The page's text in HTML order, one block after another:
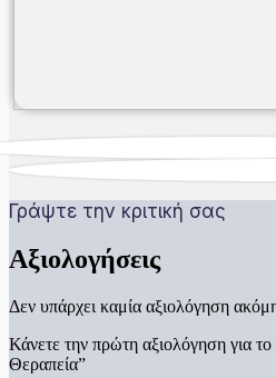
Γράψτε την κριτική σας
Αξιολογήσεις
Δεν υπάρχει καμία αξιολόγηση
Κάνετε την πρώτη αξιολόγηση για
Θεραπεία”